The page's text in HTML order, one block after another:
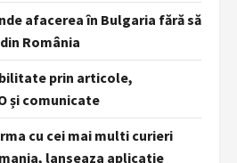
afacerea în Bulgaria fără să
România
prin articole,
și comunicate
cu cei mai multi curieri
lanseaza aplicatie